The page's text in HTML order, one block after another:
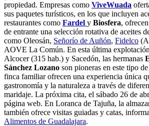
propiedad. Empresas como ViveWuada
sus paquetes turísticos, en los que incluyen
restaurantes como Fardel y Biosfera,
de entrante una selección rotativa de aceites
como Oleosán, Señorío de Auñón, Fidelco
AOVE La Común. En esta última
Alcocer (315 hab.) y Sacedón, las hermanas
Sánchez Lozano son pioneras en este tipo
finca familiar ofrecen una experiencia única
gastronomía y la naturaleza a través de
maridaje. La próxima cita, el sábado 26 de
página web. En Loranca de Tajuña, la
también ofrece visitas guiadas y catas,
Alimentos de Guadalajara.